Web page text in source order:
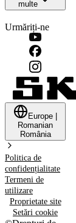
multe
Urmăriți-ne
Europe
Romanian
România
Politica de
confidențialitate
Termeni de
utilizare
Proprietate site
Setări cookie